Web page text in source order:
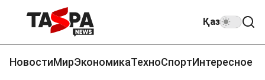
Қаз
НовостиМирЭкономикаТехноСпортИнтересное